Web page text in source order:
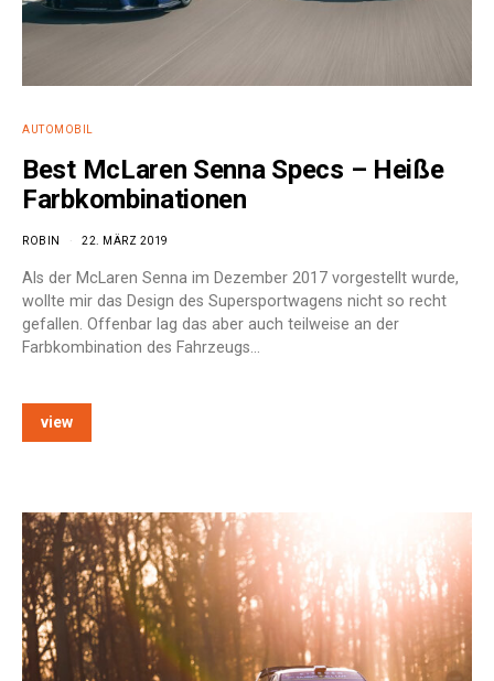
AUTOMOBIL
Best McLaren Senna Specs – Heiße
Farbkombinationen
ROBIN 22. MÄRZ 2019
Als der McLaren Senna im Dezember 2017 vorgestellt wurde,
wollte mir das Design des Supersportwagens nicht so recht
gefallen. Offenbar lag das aber auch teilweise an der
Farbkombination des Fahrzeugs…
view